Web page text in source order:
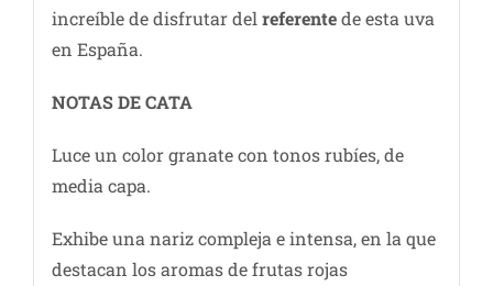
increíble de disfrutar del referentede esta uva
en España.
NOTAS DE CATA
Luce un color granate con tonos rubíes, de
media capa.
Exhibe una nariz compleja e intensa, en la que
destacan los aromas de frutas rojas